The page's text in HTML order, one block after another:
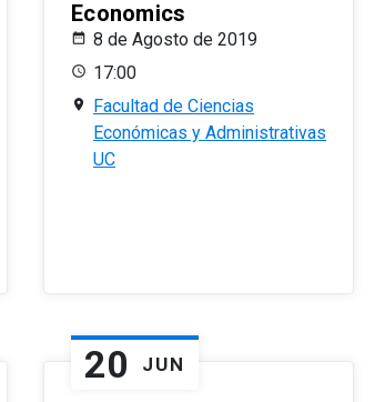
Economics
8 de Agosto de 2019
17:00
Facultad de Ciencias
Económicas y Administrativas
UC
20 JUN